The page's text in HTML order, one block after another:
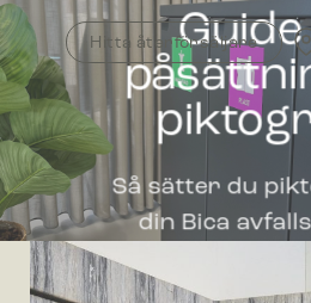
Skip
to
content
Hitta återförsäljare
Så sätter du
din Bica